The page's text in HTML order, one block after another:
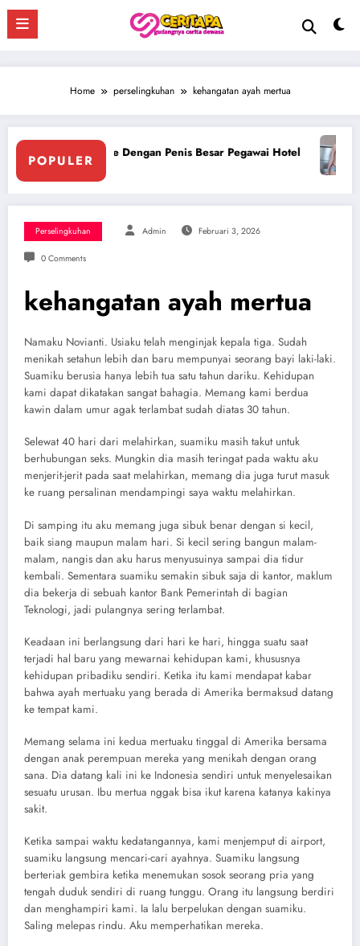
Skip
content
Home perselingkuhan kehangatan ayah mertua
POPULER
Hotel Ngentot Bersama Perawan Montok Berjilbab
Perselingkuhan Admin Februari 3, 2026
0 Comments
kehangatan ayah mertua
Namaku Novianti. Usiaku telah menginjak kepala tiga. Sudah
menikah setahun lebih dan baru mempunyai seorang bayi laki-laki.
Suamiku berusia hanya lebih tua satu tahun dariku. Kehidupan
kami dapat dikatakan sangat bahagia. Memang kami berdua
kawin dalam umur agak terlambat sudah diatas 30 tahun.
Selewat 40 hari dari melahirkan, suamiku masih takut untuk
berhubungan seks. Mungkin dia masih teringat pada waktu aku
menjerit-jerit pada saat melahirkan, memang dia juga turut masuk
ke ruang persalinan mendampingi saya waktu melahirkan.
Di samping itu aku memang juga sibuk benar dengan si kecil,
baik siang maupun malam hari. Si kecil sering bangun malam-
malam, nangis dan aku harus menyusuinya sampai dia tidur
kembali. Sementara suamiku semakin sibuk saja di kantor, maklum
dia bekerja di sebuah kantor Bank Pemerintah di bagian
Teknologi, jadi pulangnya sering terlambat.
Keadaan ini berlangsung dari hari ke hari, hingga suatu saat
terjadi hal baru yang mewarnai kehidupan kami, khususnya
kehidupan pribadiku sendiri. Ketika itu kami mendapat kabar
bahwa ayah mertuaku yang berada di Amerika bermaksud datang
ke tempat kami.
Memang selama ini kedua mertuaku tinggal di Amerika bersama
dengan anak perempuan mereka yang menikah dengan orang
sana. Dia datang kali ini ke Indonesia sendiri untuk menyelesaikan
sesuatu urusan. Ibu mertua nggak bisa ikut karena katanya kakinya
sakit.
Ketika sampai waktu kedatangannya, kami menjemput di airport,
suamiku langsung mencari-cari ayahnya. Suamiku langsung
berteriak gembira ketika menemukan sosok seorang pria yang
tengah duduk sendiri di ruang tunggu. Orang itu langsung berdiri
dan menghampiri kami. Ia lalu berpelukan dengan suamiku.
Saling melepas rindu. Aku memperhatikan mereka.